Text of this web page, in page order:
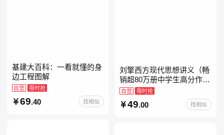
基建大百科：一看就懂的身
边工程图解
自营 限时抢
69.40 找相似
刘擎西方现代思想讲义（畅
销超80万册中学生高分作文
素材库常驻寒暑假阅读书
单，奇葩说导师刘擎经典之
作讲透西方思想史，哲学知
自营 限时抢
49.00 找相似